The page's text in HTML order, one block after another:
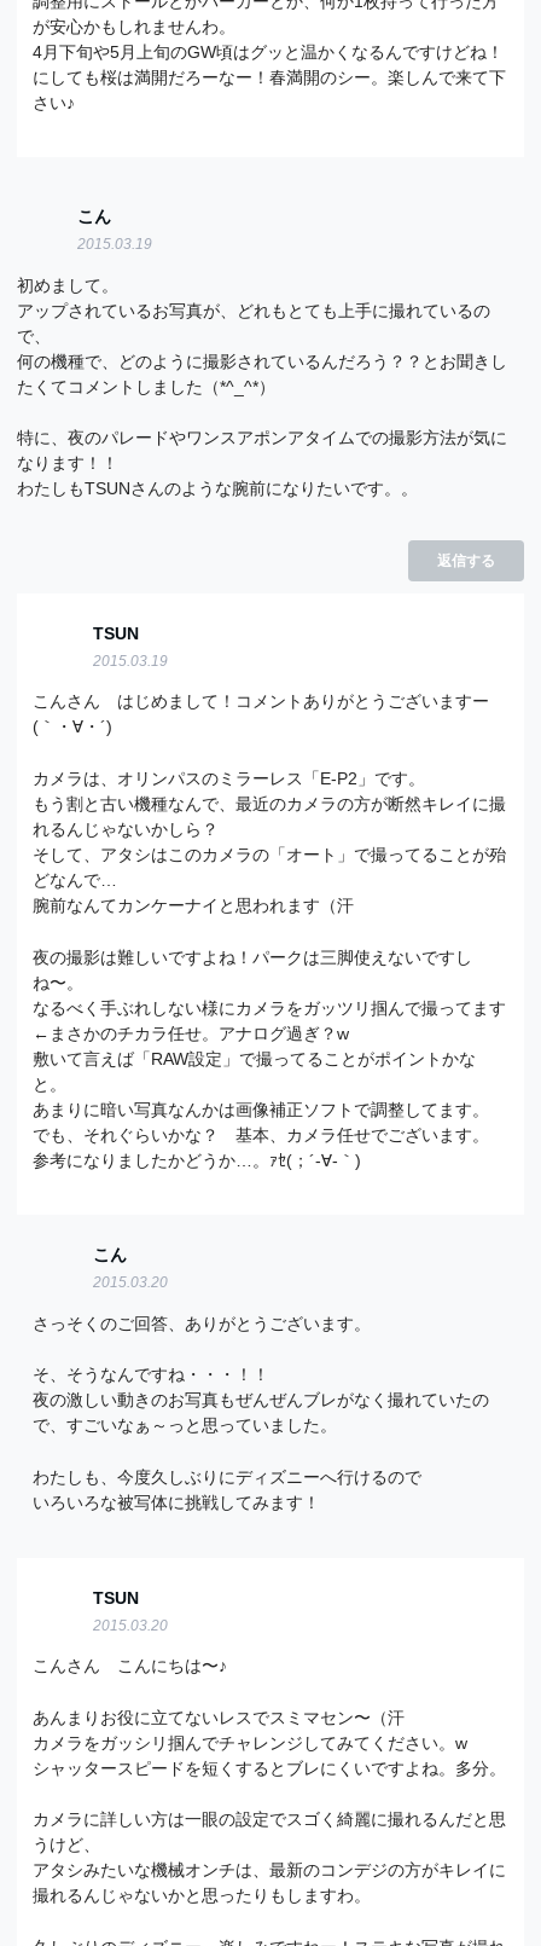
が安心かもしれませんわ。
4月下旬や5月上旬のGW頃はグッと温かくなるんですけどね！
にしても桜は満開だろーなー！春満開のシー。楽しんで来て下
さい♪
こん
2015.03.19
初めまして。
アップされているお写真が、どれもとても上手に撮れているの
で、
何の機種で、どのように撮影されているんだろう？？とお聞きし
たくてコメントしました（*^_^*）
特に、夜のパレードやワンスアポンアタイムでの撮影方法が気に
なります！！
わたしもTSUNさんのような腕前になりたいです。。
返信する
TSUN
2015.03.19
こんさん はじめまして！コメントありがとうございますー
(｀・∀・´)ゞ
カメラは、オリンパスのミラーレス「E-P2」です。
もう割と古い機種なんで、最近のカメラの方が断然キレイに撮
れるんじゃないかしら？
そして、アタシはこのカメラの「オート」で撮ってることが殆
どなんで…
腕前なんてカンケーナイと思われます（汗
夜の撮影は難しいですよね！パークは三脚使えないですし
ね〜。
なるべく手ぶれしない様にカメラをガッツリ掴んで撮ってます
←まさかのチカラ任せ。アナログ過ぎ？w
敷いて言えば「RAW設定」で撮ってることがポイントかな
と。
あまりに暗い写真なんかは画像補正ソフトで調整してます。
でも、それぐらいかな？ 基本、カメラ任せでございます。
参考になりましたかどうか…。ｧｾ(；´-∀-｀)ゞ
こん
2015.03.20
さっそくのご回答、ありがとうございます。
そ、そうなんですね・・・！！
夜の激しい動きのお写真もぜんぜんブレがなく撮れていたの
で、すごいなぁ～っと思っていました。
わたしも、今度久しぶりにディズニーへ行けるので
いろいろな被写体に挑戦してみます！
TSUN
2015.03.20
こんさん こんにちは〜♪
あんまりお役に立てないレスでスミマセン〜（汗
カメラをガッシリ掴んでチャレンジしてみてください。w
シャッタースピードを短くするとブレにくいですよね。多分。
カメラに詳しい方は一眼の設定でスゴく綺麗に撮れるんだと思
うけど、
アタシみたいな機械オンチは、最新のコンデジの方がキレイに
撮れるんじゃないかと思ったりもしますわ。